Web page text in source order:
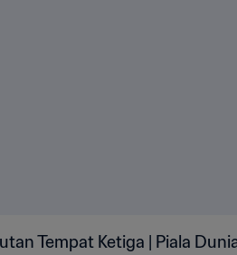
Tempat Ketiga | Piala